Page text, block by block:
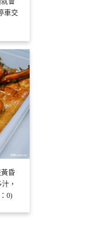
車交
昏
，
0)